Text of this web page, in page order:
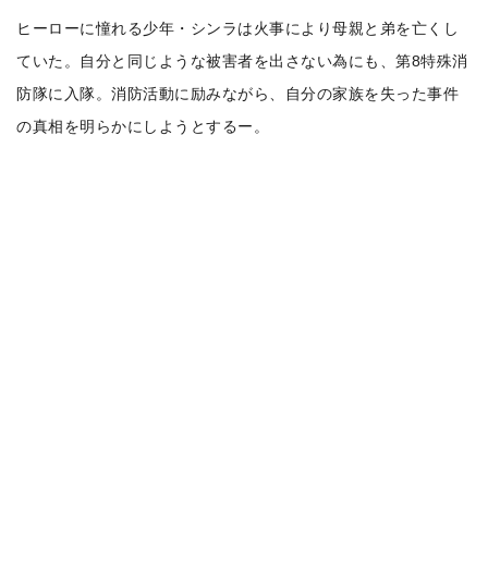
ヒーローに憧れる少年・シンラは火事により母親と弟を亡くし
ていた。自分と同じような被害者を出さない為にも、第8特殊消
防隊に入隊。消防活動に励みながら、自分の家族を失った事件
の真相を明らかにしようとするー。